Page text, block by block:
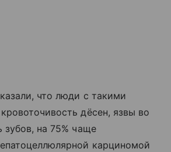
что люди с такими
дёсен, язвы во
зубов, на 75% чаще
карциномой